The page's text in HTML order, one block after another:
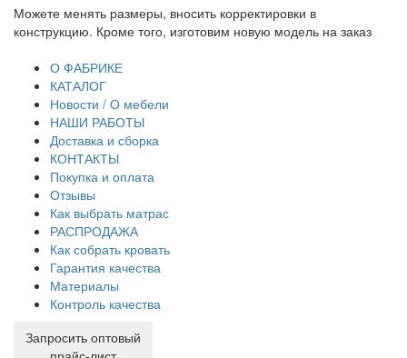
Можете менять размеры, вносить корректировки в
конструкцию. Кроме того, изготовим новую модель на заказ
О ФАБРИКЕ
КАТАЛОГ
Новости / О мебели
НАШИ РАБОТЫ
Доставка и сборка
КОНТАКТЫ
Покупка и оплата
Отзывы
Как выбрать матрас
РАСПРОДАЖА
Как собрать кровать
Гарантия качества
Материалы
Контроль качества
Запросить оптовый